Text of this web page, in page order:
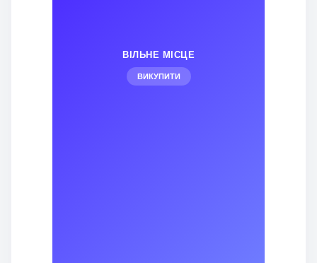
ВІЛЬНЕ МІСЦЕ
ВИКУПИТИ